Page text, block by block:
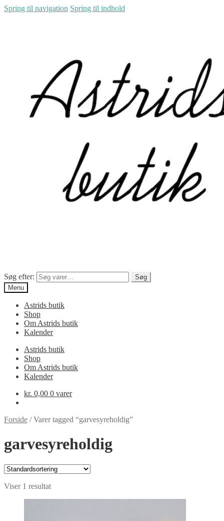
Spring til navigation Spring til indhold
Søg efter:
Søg
Menu
Astrids butik
Shop
Om Astrids butik
Kalender
Astrids butik
Shop
Om Astrids butik
Kalender
kr. 0,00 0 varer
Forside /Varer tagged “garvesyreholdig”
garvesyreholdig
Viser 1 resultat